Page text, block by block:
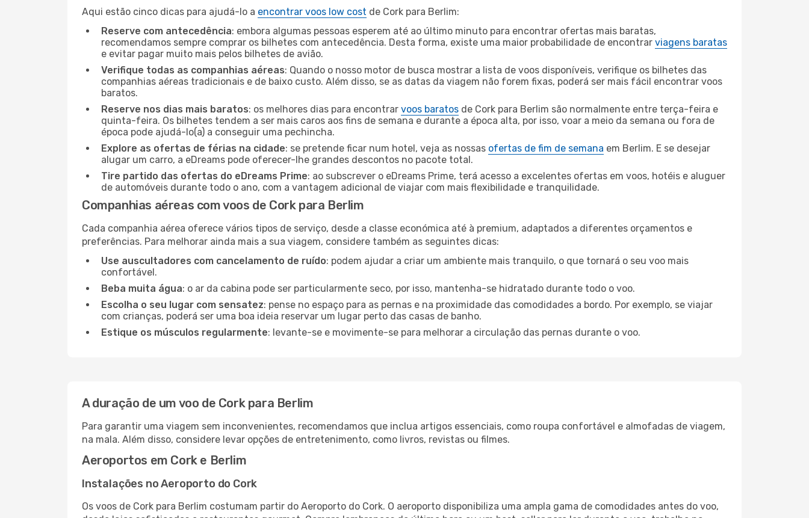
Aqui estão cinco dicas para ajudá-lo a encontrar voos low cost de Cork para Berlim:
Reserve com antecedência: embora algumas pessoas esperem até ao último minuto para encontrar ofertas mais baratas,
recomendamos sempre comprar os bilhetes com antecedência. Desta forma, existe uma maior probabilidade de encontrar viagens baratas
e evitar pagar muito mais pelos bilhetes de avião.
Verifique todas as companhias aéreas: Quando o nosso motor de busca mostrar a lista de voos disponíveis, verifique os bilhetes das
companhias aéreas tradicionais e de baixo custo. Além disso, se as datas da viagem não forem fixas, poderá ser mais fácil encontrar voos
baratos.
Reserve nos dias mais baratos: os melhores dias para encontrar voos baratos de Cork para Berlim são normalmente entre terça-feira e
quinta-feira. Os bilhetes tendem a ser mais caros aos fins de semana e durante a época alta, por isso, voar a meio da semana ou fora de
época pode ajudá-lo(a) a conseguir uma pechincha.
Explore as ofertas de férias na cidade: se pretende ficar num hotel, veja as nossas ofertas de fim de semana em Berlim. E se desejar
alugar um carro, a eDreams pode oferecer-lhe grandes descontos no pacote total.
Tire partido das ofertas do eDreams Prime: ao subscrever o eDreams Prime, terá acesso a excelentes ofertas em voos, hotéis e aluguer
de automóveis durante todo o ano, com a vantagem adicional de viajar com mais flexibilidade e tranquilidade.
Companhias aéreas com voos de Cork para Berlim
Cada companhia aérea oferece vários tipos de serviço, desde a classe económica até à premium, adaptados a diferentes orçamentos e
preferências. Para melhorar ainda mais a sua viagem, considere também as seguintes dicas:
Use auscultadores com cancelamento de ruído: podem ajudar a criar um ambiente mais tranquilo, o que tornará o seu voo mais
confortável.
Beba muita água: o ar da cabina pode ser particularmente seco, por isso, mantenha-se hidratado durante todo o voo.
Escolha o seu lugar com sensatez: pense no espaço para as pernas e na proximidade das comodidades a bordo. Por exemplo, se viajar
com crianças, poderá ser uma boa ideia reservar um lugar perto das casas de banho.
Estique os músculos regularmente: levante-se e movimente-se para melhorar a circulação das pernas durante o voo.
A duração de um voo de Cork para Berlim
Para garantir uma viagem sem inconvenientes, recomendamos que inclua artigos essenciais, como roupa confortável e almofadas de viagem,
na mala. Além disso, considere levar opções de entretenimento, como livros, revistas ou filmes.
Aeroportos em Cork e Berlim
Instalações no Aeroporto do Cork
Os voos de Cork para Berlim costumam partir do Aeroporto do Cork. O aeroporto disponibiliza uma ampla gama de comodidades antes do voo,